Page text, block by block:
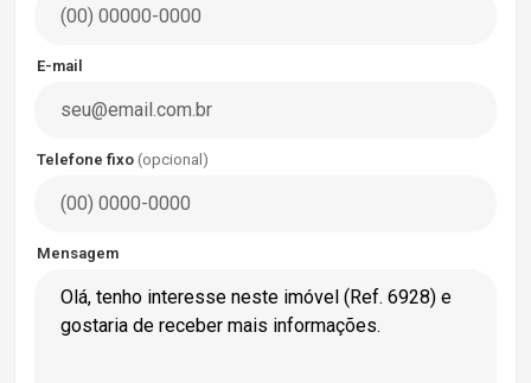
E-mail
Telefone fixo (opcional)
Mensagem